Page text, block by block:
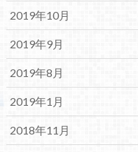
2019年10月
2019年9月
2019年8月
2019年1月
2018年11月